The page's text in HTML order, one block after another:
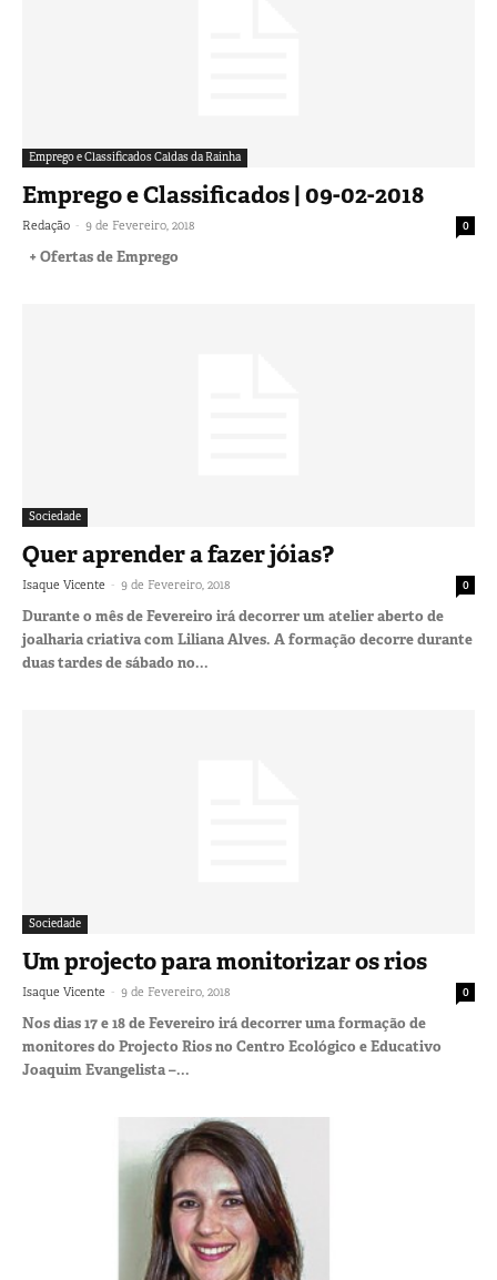
Emprego e Classificados Caldas da Rainha
Emprego e Classificados | 09-02-2018
Redação - 9 de Fevereiro, 2018 0
+ Ofertas de Emprego
Sociedade
Quer aprender a fazer jóias?
Isaque Vicente - 9 de Fevereiro, 2018 0
Durante o mês de Fevereiro irá decorrer um atelier aberto de
joalharia criativa com Liliana Alves. A formação decorre durante
duas tardes de sábado no...
Sociedade
Um projecto para monitorizar os rios
Isaque Vicente - 9 de Fevereiro, 2018 0
Nos dias 17 e 18 de Fevereiro irá decorrer uma formação de
monitores do Projecto Rios no Centro Ecológico e Educativo
Joaquim Evangelista –...